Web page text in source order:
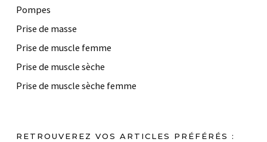
Pompes
Prise de masse
Prise de muscle femme
Prise de muscle sèche
Prise de muscle sèche femme
RETROUVEREZ VOS ARTICLES PRÉFÉRÉS :